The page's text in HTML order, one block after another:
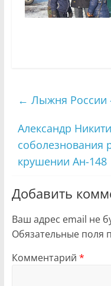
← Лыжня России
Александр
крушении Ан-148
Добавить
Ваш адрес email не
Обязательные поля
Комментарий *